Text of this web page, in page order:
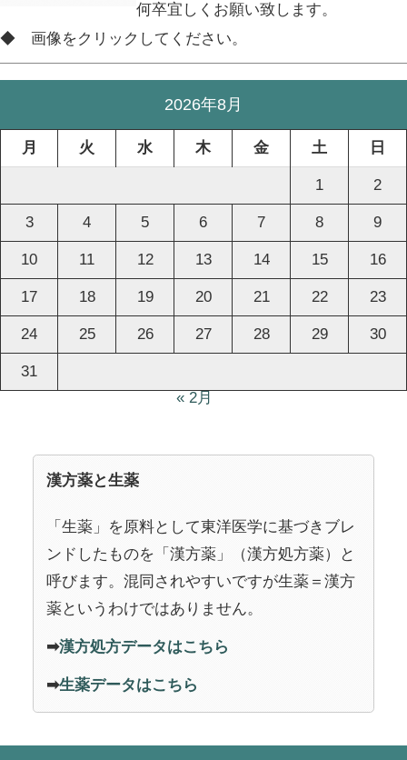
何卒宜しくお願い致します。
◆ 画像をクリックしてください。
2026年8月
月 火 水 木 金 土 日
1 2
3 4 5 6 7 8 9
10 11 12 13 14 15 16
17 18 19 20 21 22 23
24 25 26 27 28 29 30
31
« 2月
漢方薬と生薬
「生薬」を原料として東洋医学に基づきブレ
ンドしたものを「漢方薬」（漢方処方薬）と
呼びます。混同されやすいですが生薬＝漢方
薬というわけではありません。
➡漢方処方データはこちら
➡生薬データはこちら